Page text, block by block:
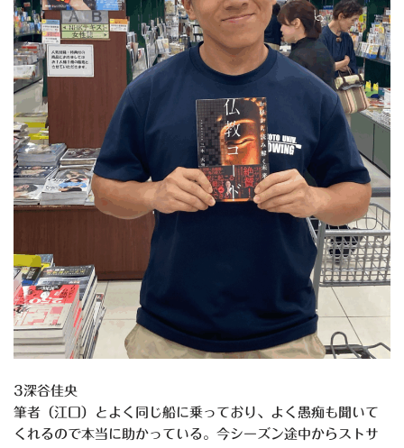
3深谷佳央
筆者（江口）とよく同じ船に乗っており、よく愚痴も聞いて
くれるので本当に助かっている。今シーズン途中からストサ